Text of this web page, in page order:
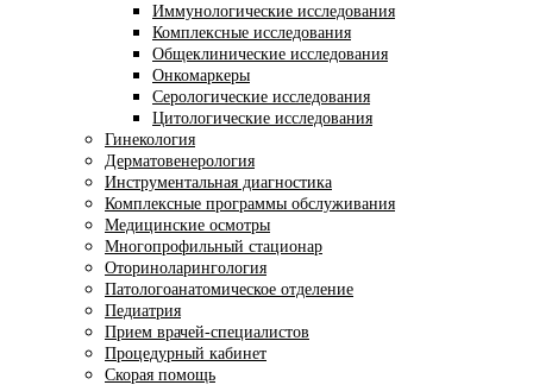
Иммунологические исследования
Комплексные исследования
Общеклинические исследования
Онкомаркеры
Серологические исследования
Цитологические исследования
Гинекология
Дерматовенерология
Инструментальная диагностика
Комплексные программы обслуживания
Медицинские осмотры
Многопрофильный стационар
Оториноларингология
Патологоанатомическое отделение
Педиатрия
Прием врачей-специалистов
Процедурный кабинет
Скорая помощь